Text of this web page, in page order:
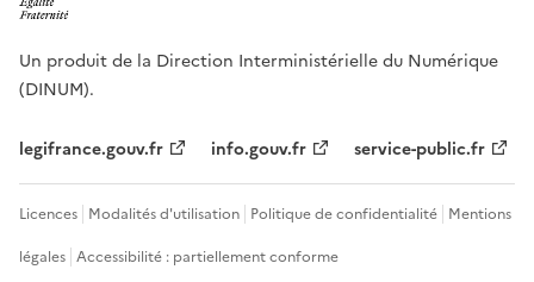
Un produit de la Direction Interministérielle du Numérique
(DINUM).
legifrance.gouv.fr info.gouv.fr service-public.fr
Licences Modalités d'utilisation Politique de confidentialité Mentions
légales Accessibilité : partiellement conforme